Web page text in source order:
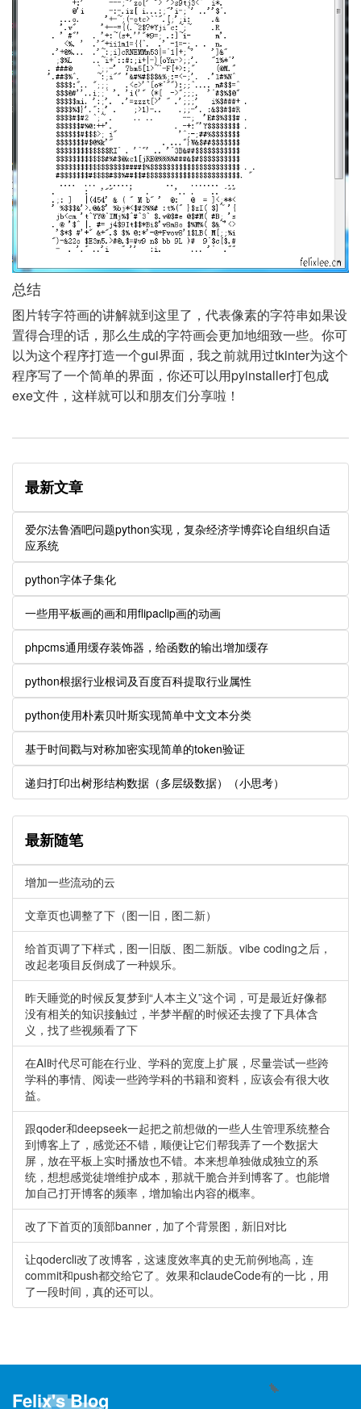
总结
图片转字符画的讲解就到这里了，代表像素的字符串如果设
置得合理的话，那么生成的字符画会更加地细致一些。你可
以为这个程序打造一个gui界面，我之前就用过tkinter为这个
程序写了一个简单的界面，你还可以用pyinstaller打包成
exe文件，这样就可以和朋友们分享啦！
最新文章
爱尔法鲁酒吧问题python实现，复杂经济学博弈论自组织自适
应系统
python字体子集化
一些用平板画的画和用flipaclip画的动画
phpcms通用缓存装饰器，给函数的输出增加缓存
python根据行业根词及百度百科提取行业属性
python使用朴素贝叶斯实现简单中文文本分类
基于时间戳与对称加密实现简单的token验证
递归打印出树形结构数据（多层级数据）（小思考）
最新随笔
增加一些流动的云
文章页也调整了下（图一旧，图二新）
给首页调了下样式，图一旧版、图二新版。vibe coding之后，
改起老项目反倒成了一种娱乐。
昨天睡觉的时候反复梦到“人本主义”这个词，可是最近好像都
没有相关的知识接触过，半梦半醒的时候还去搜了下具体含
义，找了些视频看了下
在AI时代尽可能在行业、学科的宽度上扩展，尽量尝试一些跨
学科的事情、阅读一些跨学科的书籍和资料，应该会有很大收
益。
跟qoder和deepseek一起把之前想做的一些人生管理系统整合
到博客上了，感觉还不错，顺便让它们帮我弄了一个数据大
屏，放在平板上实时播放也不错。本来想单独做成独立的系
统，想想感觉徒增维护成本，那就干脆合并到博客了。也能增
加自己打开博客的频率，增加输出内容的概率。
改了下首页的顶部banner，加了个背景图，新旧对比
让qodercli改了改博客，这速度效率真的史无前例地高，连
commit和push都交给它了。效果和claudeCode有的一比，用
了一段时间，真的还可以。
Felix's Blog